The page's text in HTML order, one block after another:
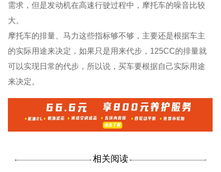
需求，但是发动机在高速行驶过程中，摩托车的噪音比较
大。
摩托车的排量、马力这些指标够不够，主要还是根据车主
的实际用途来决定，如果只是用来代步，125CC的排量就
可以实现日常的代步，所以说，买车要根据自己实际用途
来决定。
相关阅读